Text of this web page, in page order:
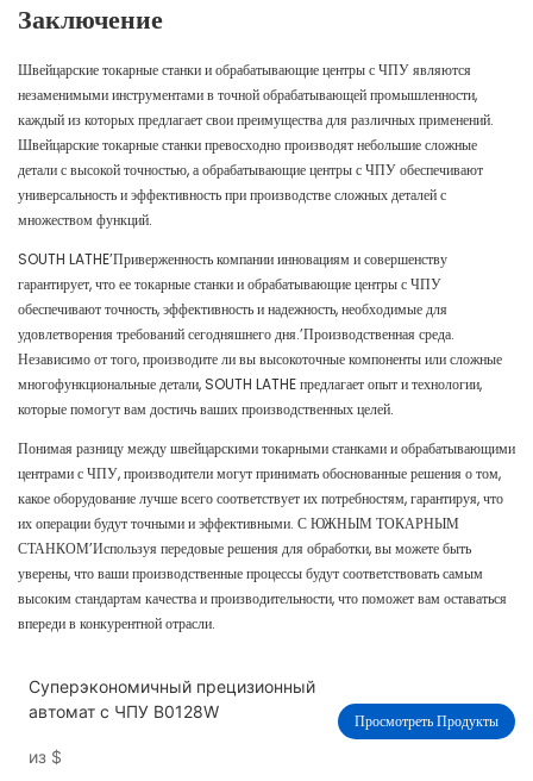
Заключение
Швейцарские токарные станки и обрабатывающие центры с ЧПУ являются
незаменимыми инструментами в точной обрабатывающей промышленности,
каждый из которых предлагает свои преимущества для различных применений.
Швейцарские токарные станки превосходно производят небольшие сложные
детали с высокой точностью, а обрабатывающие центры с ЧПУ обеспечивают
универсальность и эффективность при производстве сложных деталей с
множеством функций.
SOUTH LATHE’Приверженность компании инновациям и совершенству
гарантирует, что ее токарные станки и обрабатывающие центры с ЧПУ
обеспечивают точность, эффективность и надежность, необходимые для
удовлетворения требований сегодняшнего дня.’Производственная среда.
Независимо от того, производите ли вы высокоточные компоненты или сложные
многофункциональные детали, SOUTH LATHE предлагает опыт и технологии,
которые помогут вам достичь ваших производственных целей.
Понимая разницу между швейцарскими токарными станками и обрабатывающими
центрами с ЧПУ, производители могут принимать обоснованные решения о том,
какое оборудование лучше всего соответствует их потребностям, гарантируя, что
их операции будут точными и эффективными. С ЮЖНЫМ ТОКАРНЫМ
СТАНКОМ’Используя передовые решения для обработки, вы можете быть
уверены, что ваши производственные процессы будут соответствовать самым
высоким стандартам качества и производительности, что поможет вам оставаться
впереди в конкурентной отрасли.
Суперэкономичный прецизионный
автомат с ЧПУ B0128W
из $
Просмотреть Продукты